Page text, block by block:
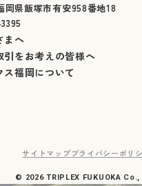
岡県飯塚市有安958番地18
まへ
引をお考えの皆様へ
ス福岡について
サイトマッププライバシーポリ
© 2026 TRIPLEX FUKUOKA